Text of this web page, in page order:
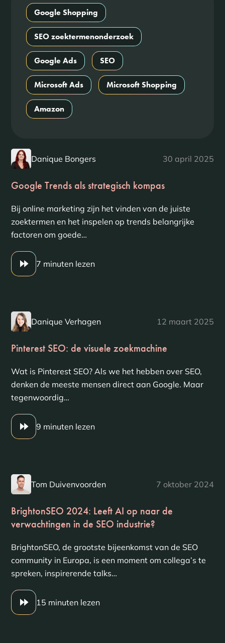
Google Shopping
SEO zoektermenonderzoek
Google Ads SEO
Microsoft Ads Microsoft Shopping
Amazon
Danique Bongers 30 april 2025
Google Trends als strategisch kompas
Bij online marketing zijn het vinden van de juiste
zoektermen en het inspelen op trends belangrijke
factoren om goede…
7 minuten lezen
Danique Verhagen 12 maart 2025
Pinterest SEO: de visuele zoekmachine
Wat is Pinterest SEO? Als we het hebben over SEO,
denken de meeste mensen direct aan Google. Maar
tegenwoordig…
9 minuten lezen
Tom Duivenvoorden 7 oktober 2024
BrightonSEO 2024: Leeft AI op naar de
verwachtingen in de SEO industrie?
BrightonSEO, de grootste bijeenkomst van de SEO
community in Europa, is een moment om collega’s te
spreken, inspirerende talks…
15 minuten lezen